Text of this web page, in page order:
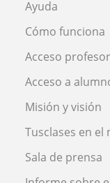
Ayuda
Cómo funciona
Acceso
Acceso a
Misión y visión
Tusclases en el
Sala de prensa